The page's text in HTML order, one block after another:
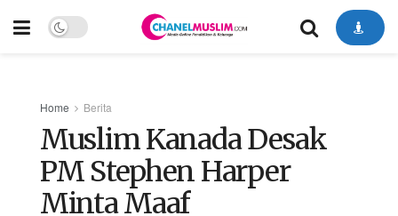
Home Berita
Muslim Kanada Desak
PM Stephen Harper
Minta Maaf